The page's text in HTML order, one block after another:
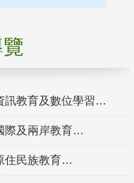
訊教育及數位學習
際及兩岸教育
住民族教育